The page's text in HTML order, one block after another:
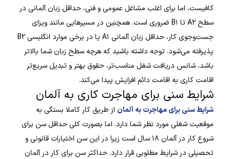
کافیست، اما برای اغلب مشاغل عمومی و فنی، حداقل زبان آلمانی در
سطح A۲ تا B۱ ضروری است. همچنین در مسیرهایی مانند ویزای
جست‌وجوی کار، حداقل زبان آلمانی A۱ یا در برخی موارد انگلیسی B۲
پذیرفته می‌شود. توجه داشته باشید که هرچه سطح زبان شما بالاتر
باشد، شانس دریافت شغل مناسب‌تر، حقوق بهتر و تبدیل سریع‌تر
اقامت کاری به اقامت دائم افزایش پیدا می‌کند.
شرایط سنی برای مهاجرت کاری به آلمان
شرایط سنی برای مهاجرت به آلمان از طریق کار کاملا بستگی به
موقعیت شغلی مورد نظر شما دارد. اما بصورت کلی حداقل سن برای
شروع کار در آلمان ۱۸ سال است زیرا در این سن اختیارات قانونی و
تحصیلی در شرایط مطلوبی قرار دارد. حداکثر سن برای کار در آلمان